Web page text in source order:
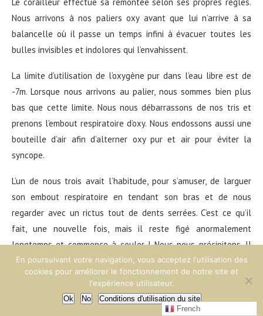
Le corailleur effectue sa remontée selon ses propres règles.
Nous arrivons à nos paliers oxy avant que lui n’arrive à sa
balancelle où il passe un temps infini à évacuer toutes les
bulles invisibles et indolores qui l’envahissent.
La limite d’utilisation de l’oxygène pur dans l’eau libre est de
-7m. Lorsque nous arrivons au palier, nous sommes bien plus
bas que cette limite. Nous nous débarrassons de nos tris et
prenons l’embout respiratoire d’oxy. Nous endossons aussi une
bouteille d’air afin d’alterner oxy pur et air pour éviter la
syncope.
L’un de nous trois avait l’habitude, pour s’amuser, de larguer
son embout respiratoire en tendant son bras et de nous
regarder avec un rictus tout de dents serrées. C’est ce qu’il
fait, une nouvelle fois, mais il reste figé anormalement
longtemps et commence à couler ! Nous nous précipitons. Il
est tétanisé, raide comme un passe-lacet. Nous l’attrapons. Et
la surveillance n’est pas là ! Heureusement Nadine a tout vu
et a lancé l’alerte. Panique générale. Ramener son copain
inconscient en surface… Par bonheur au moment où nous
En poursuivant votre navigation, vous acceptez l'utilisation des
cookies pour améliorer le fonctionnement de notre site et
l'expérience utilisateur.
Ok No
Conditions d'utilisation du site
French